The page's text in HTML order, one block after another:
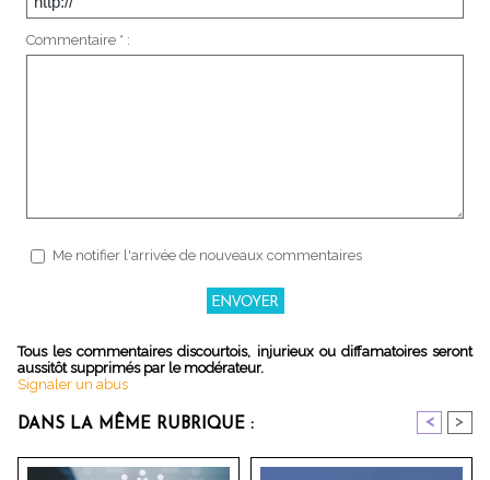
Commentaire * :
Me notifier l'arrivée de nouveaux commentaires
Tous les commentaires discourtois, injurieux ou diffamatoires seront
aussitôt supprimés par le modérateur.
Signaler un abus
DANS LA MÊME RUBRIQUE : < >